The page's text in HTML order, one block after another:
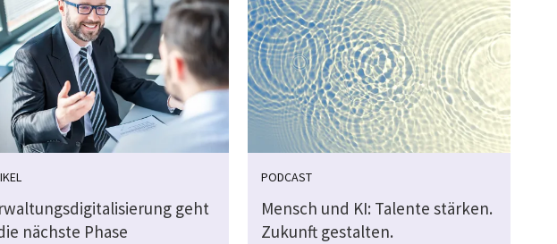
geht
nächste Phase
PODCAST
Mensch und KI: Talente stärken.
Zukunft gestalten.